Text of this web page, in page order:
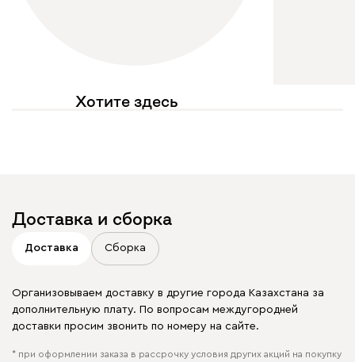
Хотите здесь
Доставка и сборка
Доставка Сборка
Организовываем доставку в другие города Казахстана за
дополнительную плату. По вопросам междугородней
доставки просим звонить по номеру на сайте.
* при оформлении заказа в рассрочку условия других акций на покупку